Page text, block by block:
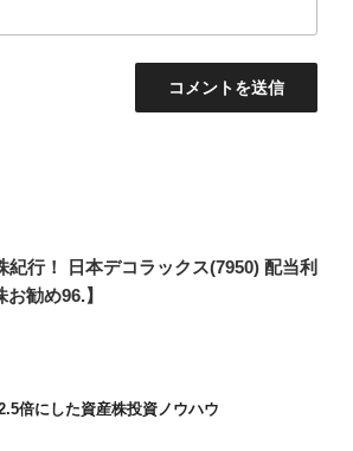
紀行！ 日本デコラックス(7950) 配当利
勧め96.】
倍にした資産株投資ノウハウ